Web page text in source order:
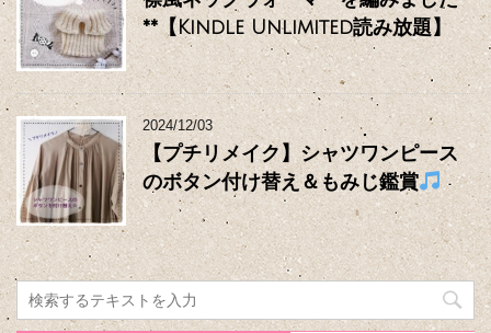
**【Kindle Unlimited読み放題】
2024/12/03
【プチリメイク】シャツワンピース
のボタン付け替え＆もみじ鑑賞